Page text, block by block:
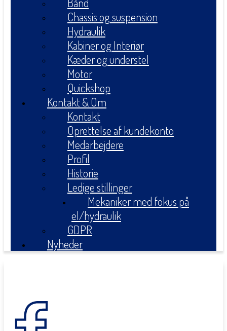
Chassis og suspension
Hydraulik
Kabiner og Interiør
Kæder og understel
Motor
Quickshop
Kontakt & Om
Kontakt
Oprettelse af kundekonto
Medarbejdere
Profil
Historie
Ledige stillinger
Mekaniker med fokus på
el/hydraulik
GDPR
Nyheder